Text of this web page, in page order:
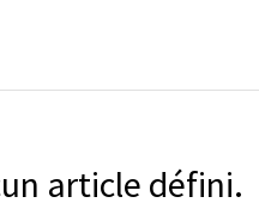
article défini.